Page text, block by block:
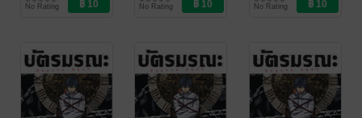
Publishing
No Rating
Publishing
No Rating
Publishing
No Rating